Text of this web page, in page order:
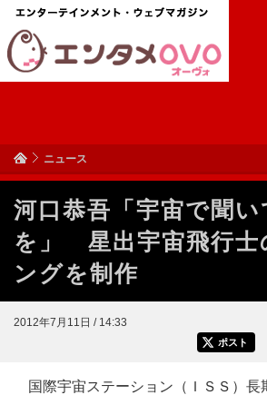
ニュース
河口恭吾「宇宙で聞い
を」 星出宇宙飛行士
ングを制作
2012年7月11日 / 14:33
ポスト
国際宇宙ステーション（ＩＳＳ）長